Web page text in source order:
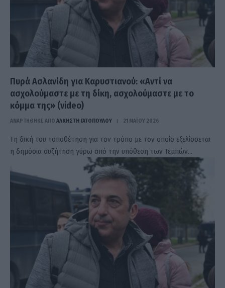
Πυρά Ασλανίδη για Καρυστιανού: «Αντί να
ασχολούμαστε με τη δίκη, ασχολούμαστε με το
κόμμα της» (video)
ΑΝΑΡΤΗΘΗΚΕ ΑΠΟ ΆΛΚΗΣΤΗ ΓΑΤΟΠΟΎΛΟΥ 21 ΜΑΪ́ΟΥ 2026
Τη δική του τοποθέτηση για τον τρόπο με τον οποίο εξελίσσεται
η δημόσια συζήτηση γύρω από την υπόθεση των Τεμπών…